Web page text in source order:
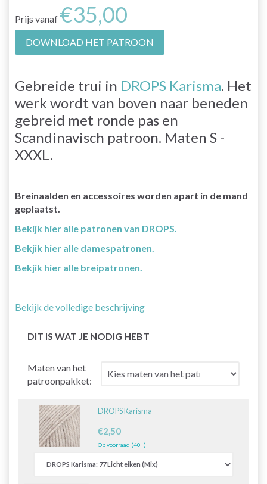
Prijs vanaf €35,00
DOWNLOAD HET PATROON
Gebreide trui in DROPS Karisma. Het
werk wordt van boven naar beneden
gebreid met ronde pas en
Scandinavisch patroon. Maten S -
XXXL.
Breinaalden en accessoires worden apart in de mand
geplaatst.
Bekijk hier alle patronen van DROPS.
Bekjik hier alle damespatronen.
Bekjik hier alle breipatronen.
Bekijk de volledige beschrijving
DIT IS WAT JE NODIG HEBT
Maten van het
patroonpakket:
DROPS Karisma
€2,50
Op voorraad (40+)